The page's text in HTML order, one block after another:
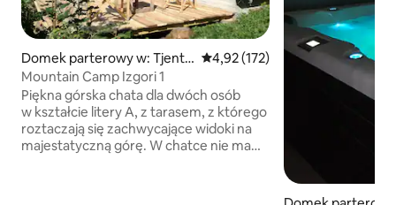
Domek parterowy w: Tjentiš
te
Średnia ocena: 4,92 na 5, liczba
4,92 (172)
Mountain Camp Izgori 1
Piękna górska chata dla dwóch osób
w kształcie litery A, z tarasem, z którego
roztaczają się zachwycające widoki na
majestatyczną górę. W chatce nie ma